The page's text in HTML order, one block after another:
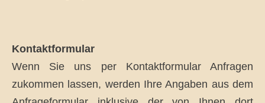
Kontaktformular
Wenn Sie uns per Kontaktformular Anfragen
zukommen lassen, werden Ihre Angaben aus dem